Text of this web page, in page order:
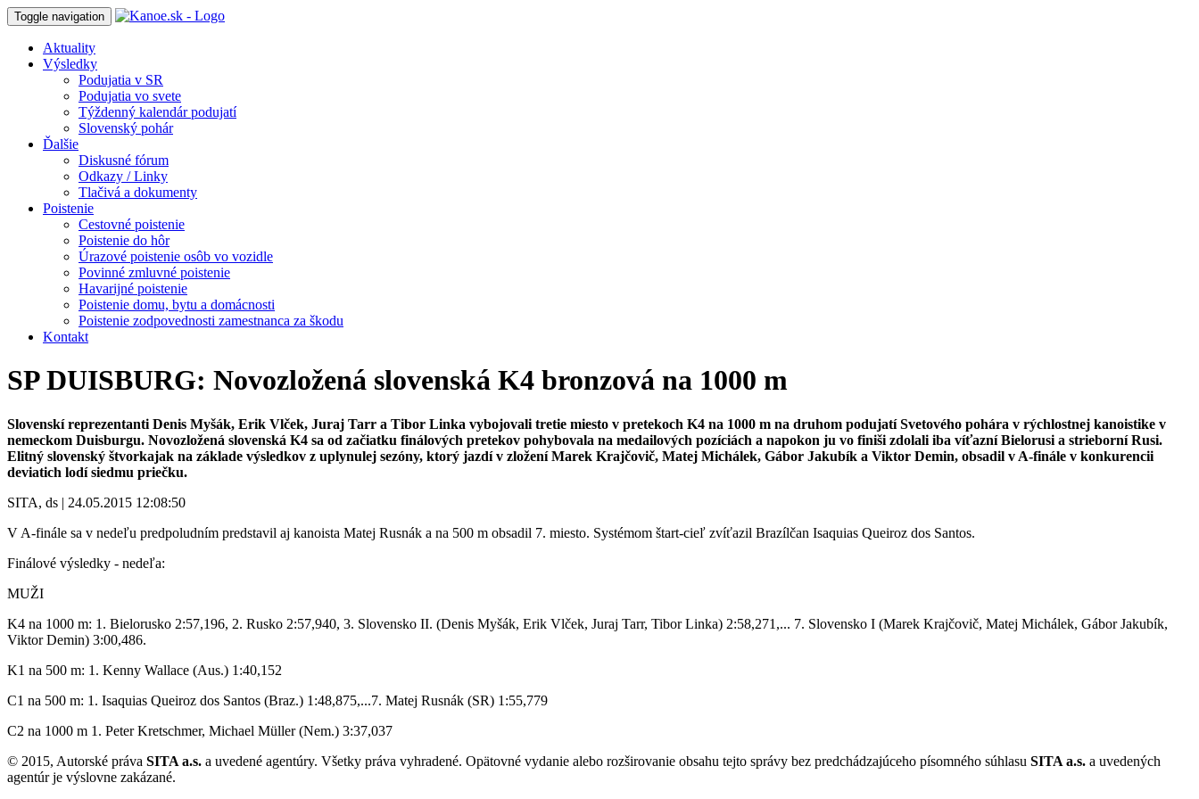
Toggle navigation
Aktuality
Výsledky
Podujatia v SR
Podujatia vo svete
Týždenný kalendár podujatí
Slovenský pohár
Ďalšie
Diskusné fórum
Odkazy / Linky
Tlačivá a dokumenty
Poistenie
Cestovné poistenie
Poistenie do hôr
Úrazové poistenie osôb vo vozidle
Povinné zmluvné poistenie
Havarijné poistenie
Poistenie domu, bytu a domácnosti
Poistenie zodpovednosti zamestnanca za škodu
Kontakt
SP DUISBURG: Novozložená slovenská K4 bronzová na 1000 m
Slovenskí reprezentanti Denis Myšák, Erik Vlček, Juraj Tarr a Tibor Linka vybojovali tretie miesto v pretekoch K4 na 1000 m na druhom podujatí Svetového pohára v rýchlostnej kanoistike v
nemeckom Duisburgu. Novozložená slovenská K4 sa od začiatku finálových pretekov pohybovala na medailových pozíciách a napokon ju vo finiši zdolali iba víťazní Bielorusi a strieborní Rusi.
Elitný slovenský štvorkajak na základe výsledkov z uplynulej sezóny, ktorý jazdí v zložení Marek Krajčovič, Matej Michálek, Gábor Jakubík a Viktor Demin, obsadil v A-finále v konkurencii
deviatich lodí siedmu priečku.
SITA, ds | 24.05.2015 12:08:50
V A-finále sa v nedeľu predpoludním predstavil aj kanoista Matej Rusnák a na 500 m obsadil 7. miesto. Systémom štart-cieľ zvíťazil Brazílčan Isaquias Queiroz dos Santos.
Finálové výsledky - nedeľa:
MUŽI
K4 na 1000 m: 1. Bielorusko 2:57,196, 2. Rusko 2:57,940, 3. Slovensko II. (Denis Myšák, Erik Vlček, Juraj Tarr, Tibor Linka) 2:58,271,... 7. Slovensko I (Marek Krajčovič, Matej Michálek, Gábor Jakubík,
Viktor Demin) 3:00,486.
K1 na 500 m: 1. Kenny Wallace (Aus.) 1:40,152
C1 na 500 m: 1. Isaquias Queiroz dos Santos (Braz.) 1:48,875,...7. Matej Rusnák (SR) 1:55,779
C2 na 1000 m 1. Peter Kretschmer, Michael Müller (Nem.) 3:37,037
© 2015, Autorské práva SITA a.s. a uvedené agentúry. Všetky práva vyhradené. Opätovné vydanie alebo rozširovanie obsahu tejto správy bez predchádzajúceho písomného súhlasu SITA a.s. a uvedených
agentúr je výslovne zakázané.